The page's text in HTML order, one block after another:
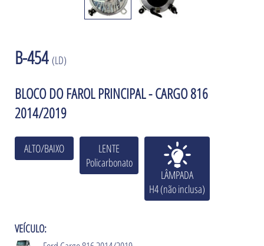
B-454 (LD)
BLOCO DO FAROL PRINCIPAL - CARGO 816
2014/2019
ALTO/BAIXO
LENTE
Policarbonato
LÂMPADA
H4 (não inclusa)
VEÍCULO: